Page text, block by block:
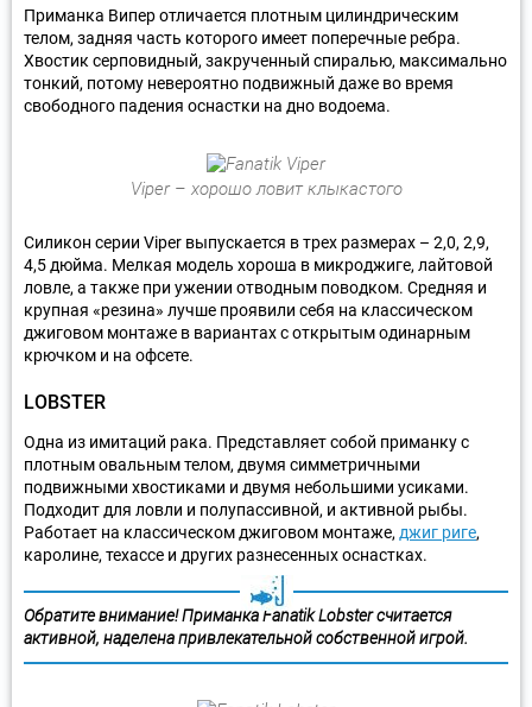
Приманка Випер отличается плотным цилиндрическим
телом, задняя часть которого имеет поперечные ребра.
Хвостик серповидный, закрученный спиралью, максимально
тонкий, потому невероятно подвижный даже во время
свободного падения оснастки на дно водоема.
Viper – хорошо ловит клыкастого
Силикон серии Viper выпускается в трех размерах – 2,0, 2,9,
4,5 дюйма. Мелкая модель хороша в микроджиге, лайтовой
ловле, а также при ужении отводным поводком. Средняя и
крупная «резина» лучше проявили себя на классическом
джиговом монтаже в вариантах с открытым одинарным
крючком и на офсете.
LOBSTER
Одна из имитаций рака. Представляет собой приманку с
плотным овальным телом, двумя симметричными
подвижными хвостиками и двумя небольшими усиками.
Подходит для ловли и полупассивной, и активной рыбы.
Работает на классическом джиговом монтаже, джиг риге,
каролине, техассе и других разнесенных оснастках.
Обратите внимание! Приманка Fanatik Lobster считается
активной, наделена привлекательной собственной игрой.